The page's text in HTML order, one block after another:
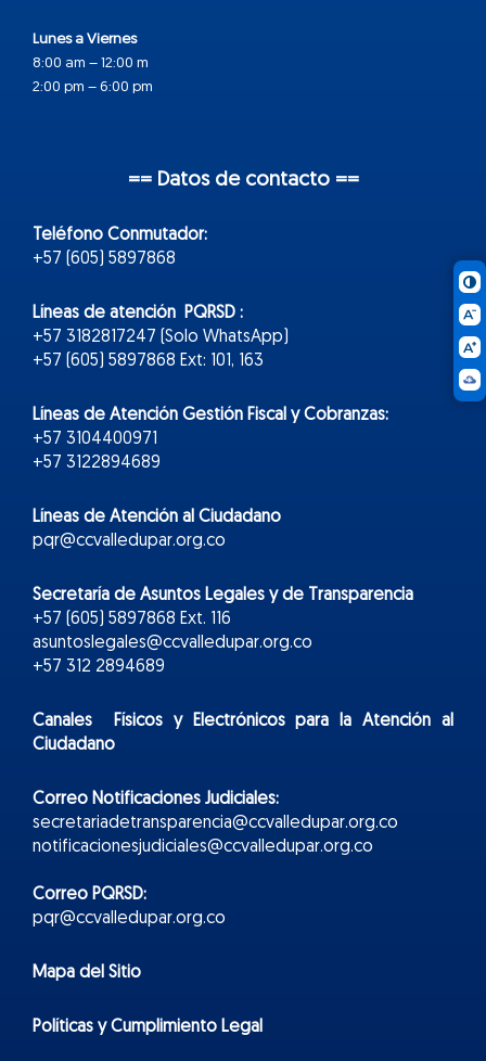
Lunes a Viernes
8:00 am – 12:00 m
2:00 pm – 6:00 pm
== Datos de contacto ==
Teléfono Conmutador:
+57 (605) 5897868
Líneas de atención PQRSD :
+57 3182817247 (Solo WhatsApp)
+57 (605) 5897868 Ext: 101, 163
Líneas de Atención Gestión Fiscal y Cobranzas:
+57 3104400971
+57 3122894689
Líneas de Atención al Ciudadano
pqr@ccvalledupar.org.co
Secretaría de Asuntos Legales y de Transparencia
+57 (605) 5897868 Ext. 116
asuntoslegales@ccvalledupar.org.co
+57 312 2894689
Canales Físicos yElectrónicospara la Atención al
Ciudadano
Correo Notificaciones Judiciales:
secretariadetransparencia@ccvalledupar.org.co
notificacionesjudiciales@ccvalledupar.org.co
Correo PQRSD:
pqr@ccvalledupar.org.co
Mapa del Sitio
Políticas y Cumplimiento Legal